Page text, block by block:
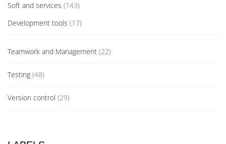
Soft and services (143)
Development tools (17)
Teamwork and Management (22)
Testing (48)
Version control (29)